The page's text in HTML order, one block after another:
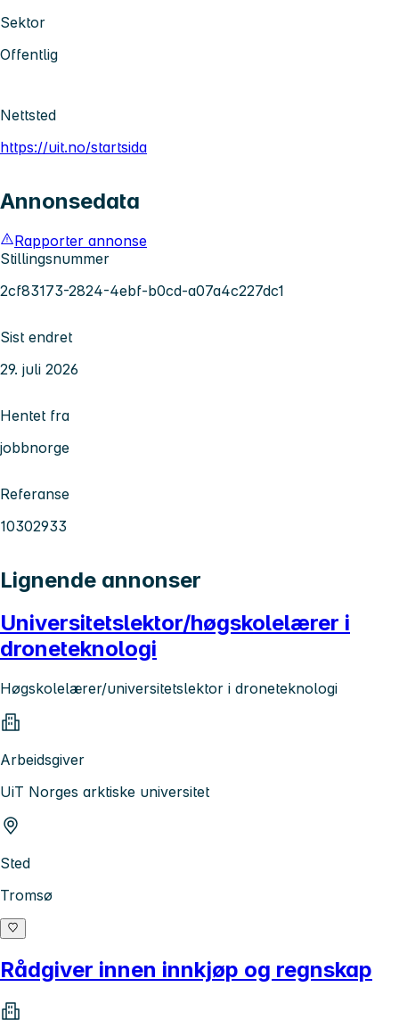
Sektor
Offentlig
Nettsted
https://uit.no/startsida
Annonsedata
Rapporter annonse
Stillingsnummer
2cf83173-2824-4ebf-b0cd-a07a4c227dc1
Sist endret
29. juli 2026
Hentet fra
jobbnorge
Referanse
10302933
Lignende annonser
Universitetslektor/høgskolelærer i
droneteknologi
Høgskolelærer/universitetslektor i droneteknologi
Arbeidsgiver
UiT Norges arktiske universitet
Sted
Tromsø
Rådgiver innen innkjøp og regnskap